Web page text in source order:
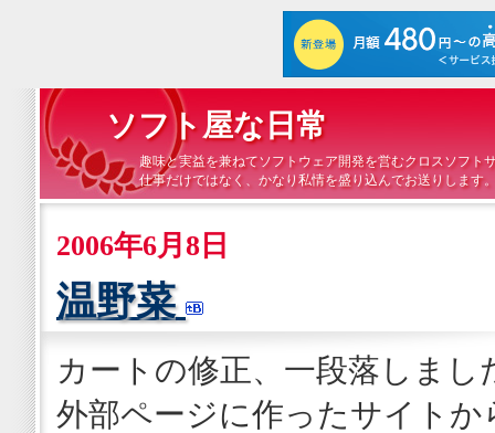
ソフト屋な日常
趣味と実益を兼ねてソフトウェア開発を営むクロスソフト
仕事だけではなく、かなり私情を盛り込んでお送りします
2006年6月8日
温野菜
カートの修正、一段落しまし
外部ページに作ったサイト